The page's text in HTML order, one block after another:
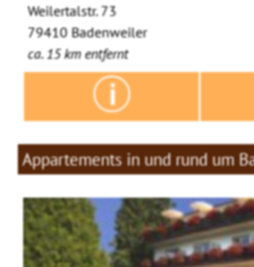
Weilertalstr. 73
79410 Badenweiler
ca. 15 km entfernt
Appartements in und rund um